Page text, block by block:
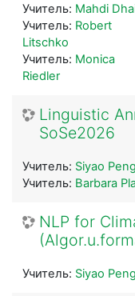
Учитель: Mahdi
Учитель: Robert
Litschko
Учитель: Monica
Riedler
Linguistic
SoSe2026
Учитель: Siyao Peng
Учитель: Barbara
NLP for
Учитель: Siyao Peng